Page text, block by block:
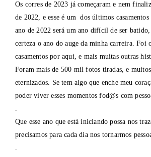
Os corres de 2023 já começaram e nem
de 2022, e esse é um dos últimos casamentos
ano de 2022 será um ano difícil de ser
certeza o ano do auge da minha carreira. Foi
casamentos por aqui, e mais muitas outras
Foram mais de 500 mil fotos tiradas, e
eternizados. Se tem algo que enche meu
poder viver esses momentos fod@s com
.
Que esse ano que está iniciando possa nos
precisamos para cada dia nos tornarmos
.